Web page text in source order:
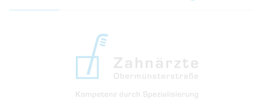
info@zahnaerzte-in-regensburg.de